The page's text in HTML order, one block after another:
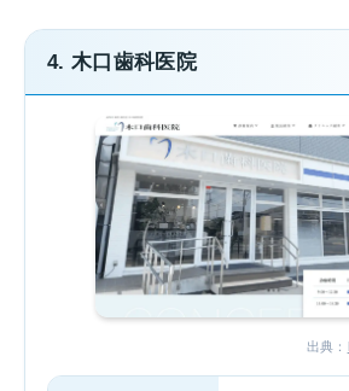
4. 木口歯科医院
出典：